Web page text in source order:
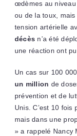
œdèmes au niveau
ou de la toux,
tension artérielle
décès n’a été
une réaction ont
Un cas sur 100
un million de
prévention et de
Unis. C’est 10
mais dans une
» a rappelé Nancy